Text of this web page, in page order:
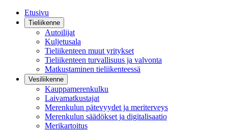
Etusivu
Tieliikenne
Autoilijat
Kuljetusala
Tieliikenteen muut yritykset
Tieliikenteen turvallisuus ja valvonta
Matkustaminen tieliikenteessä
Vesiliikenne
Kauppamerenkulku
Laivamatkustajat
Merenkulun pätevyydet ja meriterveys
Merenkulun säädökset ja digitalisaatio
Merikartoitus